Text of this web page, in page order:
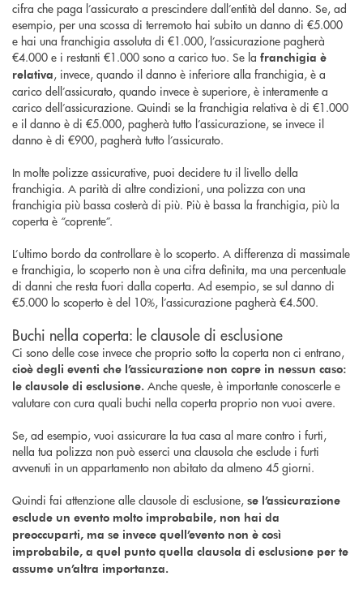
cifra che paga l’assicurato a prescindere dall’entità del danno. Se, ad
esempio, per una scossa di terremoto hai subito un danno di €5.000
e hai una franchigia assoluta di €1.000, l’assicurazione pagherà
€4.000 e i restanti €1.000 sono a carico tuo. Se la franchigia è
relativa, invece, quando il danno è inferiore alla franchigia, è a
carico dell’assicurato, quando invece è superiore, è interamente a
carico dell’assicurazione. Quindi se la franchigia relativa è di €1.000
e il danno è di €5.000, pagherà tutto l’assicurazione, se invece il
danno è di €900, pagherà tutto l’assicurato.
In molte polizze assicurative, puoi decidere tu il livello della
franchigia. A parità di altre condizioni, una polizza con una
franchigia più bassa costerà di più. Più è bassa la franchigia, più la
coperta è “coprente”.
L’ultimo bordo da controllare è lo scoperto. A differenza di massimale
e franchigia, lo scoperto non è una cifra definita, ma una percentuale
di danni che resta fuori dalla coperta. Ad esempio, se sul danno di
€5.000 lo scoperto è del 10%, l’assicurazione pagherà €4.500.
Buchi nella coperta: le clausole di esclusione
Ci sono delle cose invece che proprio sotto la coperta non ci entrano,
cioè degli eventi che l’assicurazione non copre in nessun caso:
le clausole di esclusione. Anche queste, è importante conoscerle e
valutare con cura quali buchi nella coperta proprio non vuoi avere.
Se, ad esempio, vuoi assicurare la tua casa al mare contro i furti,
nella tua polizza non può esserci una clausola che esclude i furti
avvenuti in un appartamento non abitato da almeno 45 giorni.
Quindi fai attenzione alle clausole di esclusione, se l’assicurazione
esclude un evento molto improbabile, non hai da
preoccuparti, ma se invece quell’evento non è così
improbabile, a quel punto quella clausola di esclusione per te
assume un’altra importanza.